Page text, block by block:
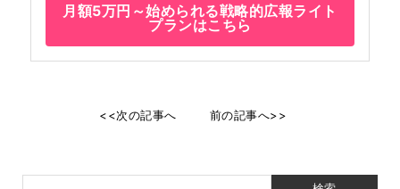
月額5万円～始められる戦略的広報ライト
プランはこちら
<<次の記事へ 前の記事へ>>